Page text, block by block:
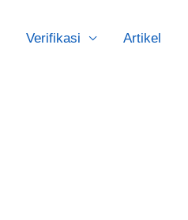
Verifikasi Artikel